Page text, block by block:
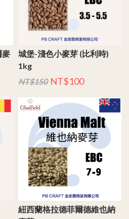
麥
城堡-淺色小麥芽 (比利時)
1kg
NT$150 NT$100
紐西蘭格拉德菲爾德維也納